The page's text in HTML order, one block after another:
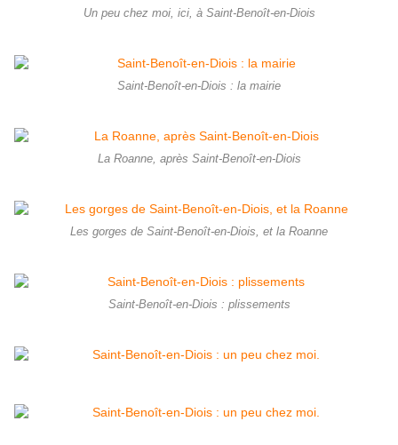
Un peu chez moi, ici, à Saint-Benoît-en-Diois
Saint-Benoît-en-Diois : la mairie
La Roanne, après Saint-Benoît-en-Diois
Les gorges de Saint-Benoît-en-Diois, et la Roanne
Saint-Benoît-en-Diois : plissements